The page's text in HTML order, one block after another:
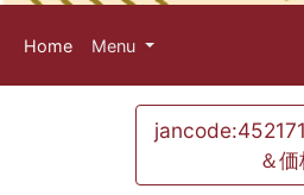
Home Menu
＆